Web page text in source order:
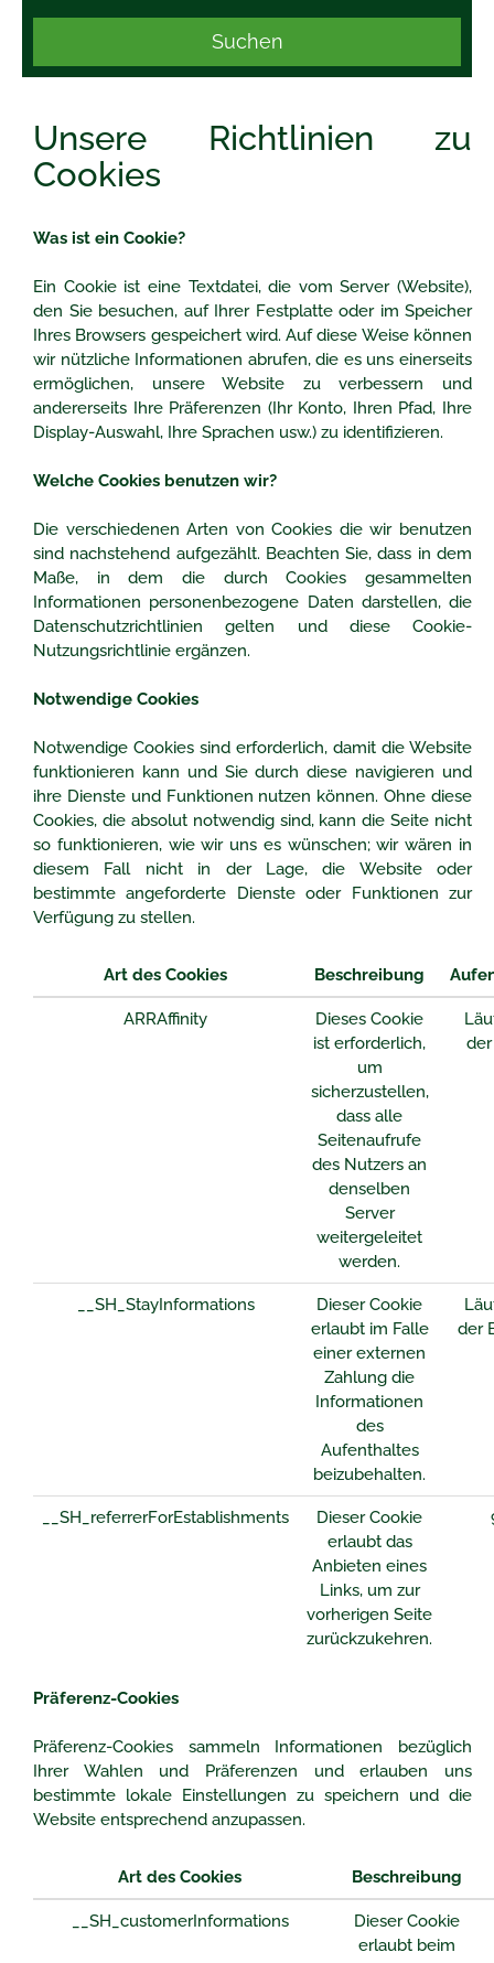
Suchen
Unsere Richtlinien zu
Cookies
Was ist ein Cookie?
Ein Cookie ist eine Textdatei, die vom Server (Website),
den Sie besuchen, auf Ihrer Festplatte oder im Speicher
Ihres Browsers gespeichert wird. Auf diese Weise können
wir nützliche Informationen abrufen, die es uns einerseits
ermöglichen, unsere Website zu verbessern und
andererseits Ihre Präferenzen (Ihr Konto, Ihren Pfad, Ihre
Display-Auswahl, Ihre Sprachen usw.) zu identifizieren.
Welche Cookies benutzen wir?
Die verschiedenen Arten von Cookies die wir benutzen
sind nachstehend aufgezählt. Beachten Sie, dass in dem
Maße, in dem die durch Cookies gesammelten
Informationen personenbezogene Daten darstellen, die
Datenschutzrichtlinien gelten und diese Cookie-
Nutzungsrichtlinie ergänzen.
Notwendige Cookies
Notwendige Cookies sind erforderlich, damit die Website
funktionieren kann und Sie durch diese navigieren und
ihre Dienste und Funktionen nutzen können. Ohne diese
Cookies, die absolut notwendig sind, kann die Seite nicht
so funktionieren, wie wir uns es wünschen; wir wären in
diesem Fall nicht in der Lage, die Website oder
bestimmte angeforderte Dienste oder Funktionen zur
Verfügung zu stellen.
Art des Cookies Beschreibung
ARRAffinity
Dieses Cookie
ist erforderlich,
um
sicherzustellen,
dass alle
Seitenaufrufe
des Nutzers an
denselben
Server
weitergeleitet
werden.
__SH_StayInformations
Dieser Cookie
erlaubt im Falle
einer externen
Zahlung die
Informationen
des
Aufenthaltes
beizubehalten.
der
__SH_referrerForEstablishments
Dieser Cookie
erlaubt das
Anbieten eines
Links, um zur
vorherigen Seite
zurückzukehren.
Präferenz-Cookies
Präferenz-Cookies sammeln Informationen bezüglich
Ihrer Wahlen und Präferenzen und erlauben uns
bestimmte lokale Einstellungen zu speichern und die
Website entsprechend anzupassen.
Art des Cookies Beschreibung
__SH_customerInformations
Dieser Cookie
erlaubt beim